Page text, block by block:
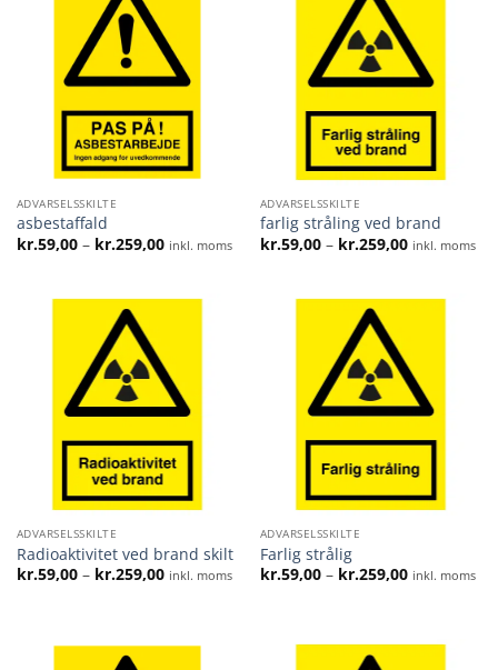
ADVARSELSSKILTE
asbestaffald
kr.59,00 – kr.259,00Prisinterval:
kr.59,00
inkl. moms
ADVARSELSSKILTE
farlig stråling ved brand
kr.59,00 – kr.259,00Prisinterval:
kr.59,00
inkl. moms
ADVARSELSSKILTE
Radioaktivitet ved brand skilt
kr.59,00 – kr.259,00Prisinterval:
kr.59,00
inkl. moms
ADVARSELSSKILTE
Farlig strålig
kr.59,00 – kr.259,00Prisinterval:
kr.59,00
inkl. moms